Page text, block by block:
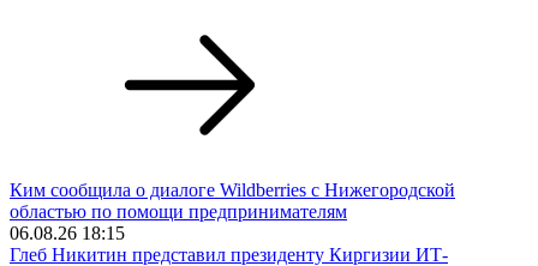
Ким сообщила о диалоге Wildberries с Нижегородской
областью по помощи предпринимателям
06.08.26 18:15
Глеб Никитин представил президенту Киргизии ИТ-